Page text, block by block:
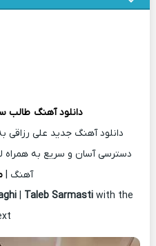
دانلود آهنگ طالب
دانلود آهنگ جدید علی رزاقی
دسترسی آسان و سریع به همراه
آهنگ |
| Taleb Sarmasti with the